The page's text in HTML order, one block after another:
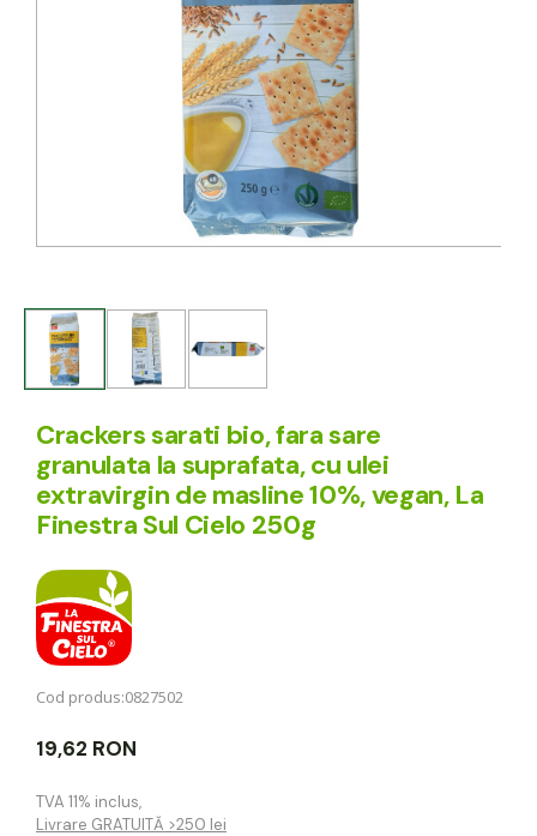
Crackers sarati bio, fara sare
granulata la suprafata, cu ulei
extravirgin de masline 10%, vegan, La
Finestra Sul Cielo 250g
Cod produs:0827502
19,62 RON
TVA 11% inclus,
Livrare GRATUITĂ >250 lei